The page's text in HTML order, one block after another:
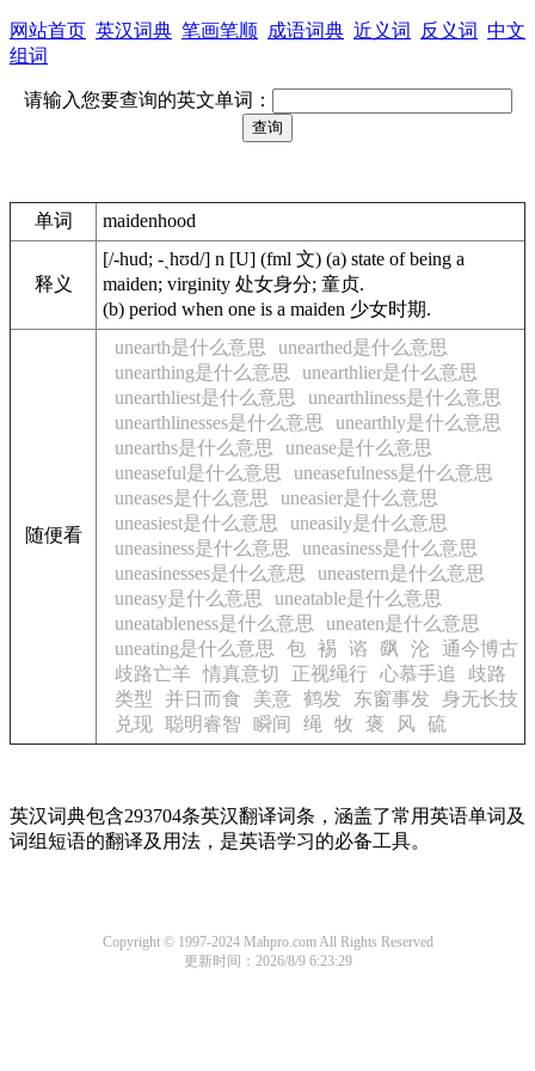
网站首页 英汉词典 笔画笔顺 成语词典 近义词 反义词 中文
组词
请输入您要查询的英文单词：
单词 maidenhood
释义
[/-hud; -ˏhʊd/] n [U] (fml 文) (a) state of being a
maiden; virginity 处女身分; 童贞.
(b) period when one is a maiden 少女时期.
随便看
unearth是什么意思
unearthed是什么意思
unearthing是什么意思
unearthlier是什么意思
unearthliest是什么意思
unearthliness是什么意思
unearthlinesses是什么意思
unearthly是什么意思
unearths是什么意思
unease是什么意思
uneaseful是什么意思
uneasefulness是什么意思
uneases是什么意思
uneasier是什么意思
uneasiest是什么意思
uneasily是什么意思
uneasiness是什么意思
uneasiness是什么意思
uneasinesses是什么意思
uneastern是什么意思
uneasy是什么意思
uneatable是什么意思
uneatableness是什么意思
uneaten是什么意思
uneating是什么意思
包 裼 谘 飖 沦
通今博古
歧路亡羊 情真意切 正视绳行 心慕手追
歧路
类型
并日而食 美意 鹤发 东窗事发
身无长技
兑现 聪明睿智 瞬间 绳 牧 褒 风 硫
英汉词典包含293704条英汉翻译词条，涵盖了常用英语单词及
词组短语的翻译及用法，是英语学习的必备工具。
Copyright © 1997-2024 Mahpro.com All Rights Reserved
更新时间：2026/8/9 6:23:29